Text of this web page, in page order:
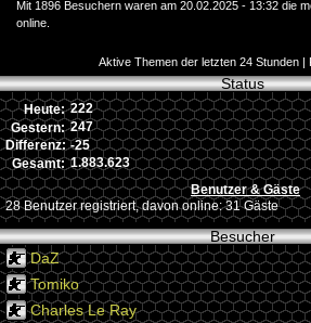
Mit 1896 Besuchern waren am 20.02.2025 - 13:32 die
online.
Aktive Themen der letzten 24 Stunden|
Status
Heute: 222
Gestern: 247
Differenz: -25
Gesamt: 1.883.623
Benutzer & Gäste
28 Benutzer registriert, davon online: 31 Gäste
Besucher
DaZ
Tomiko
Charles Le Ray